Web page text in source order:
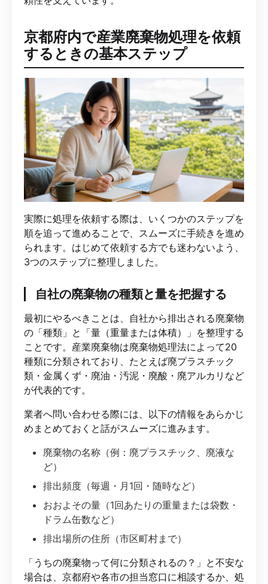
京都府内で産業廃棄物処理を依頼
するときの基本ステップ
実際に処理を依頼する際は、いくつかのステップを
順を追って進めることで、スムーズに手続きを進め
られます。はじめて依頼する方でも迷わないよう、
3つのステップに整理しました。
自社の廃棄物の種類と量を把握する
最初にやるべきことは、自社から排出される廃棄物
の「種類」と「量（重量または体積）」を整理する
ことです。産業廃棄物は廃棄物処理法によって20
種類に分類されており、たとえば廃プラスチック
類・金属くず・廃油・汚泥・廃酸・廃アルカリなど
が代表的です。
業者へ問い合わせる際には、以下の情報をあらかじ
めまとめておくと話がスムーズに進みます。
廃棄物の名称（例：廃プラスチック、廃液な
ど）
排出頻度（毎週・月1回・随時など）
おおよその量（1回あたりの重量または袋数・
ドラム缶数など）
排出場所の住所（市区町村まで）
「うちの廃棄物って何に分類されるの？」と不安な
場合は、京都府や各市の担当窓口に相談するか、処